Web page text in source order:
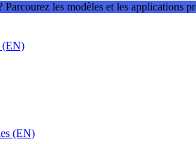
Parcourez les modèles et les applications
(EN)
(EN)